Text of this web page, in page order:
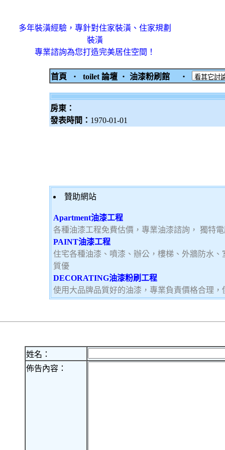
多年裝潢經驗，專針對住家裝潢、住家規劃
裝潢
專業諮詢為您打造完美居住空間！
首頁 ‧ toilet 論壇 ‧ 油漆粉刷館 ‧
房東：
發表時間： 1970-01-01
贊助網站
Apartment油漆工程
各種油漆工程免費估價，專業油漆諮詢， 獨特
PAINT油漆工程
住宅各種油漆、噴漆、辦公，樓梯、外牆防水
質優
DECORATING油漆粉刷工程
使用大品牌品質好的油漆，專業負責價格合理
姓名：
佈告內容：